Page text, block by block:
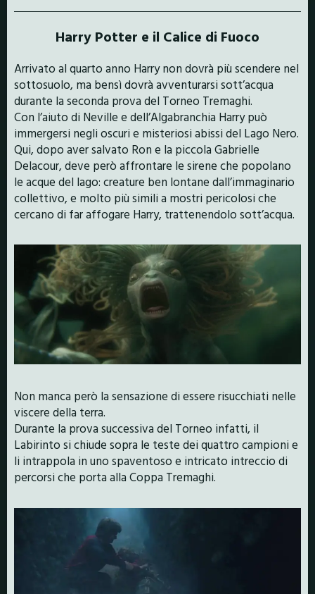
Harry Potter e il Calice di Fuoco
Arrivato al quarto anno Harry non dovrà più scendere nel
sottosuolo, ma bensì dovrà avventurarsi sott’acqua
durante la seconda prova del Torneo Tremaghi.
Con l’aiuto di Neville e dell’Algabranchia Harry può
immergersi negli oscuri e misteriosi abissi del Lago Nero.
Qui, dopo aver salvato Ron e la piccola Gabrielle
Delacour, deve però affrontare le sirene che popolano
le acque del lago: creature ben lontane dall’immaginario
collettivo, e molto più simili a mostri pericolosi che
cercano di far affogare Harry, trattenendolo sott’acqua.
Non manca però la sensazione di essere risucchiati nelle
viscere della terra.
Durante la prova successiva del Torneo infatti, il
Labirinto si chiude sopra le teste dei quattro campioni e
li intrappola in uno spaventoso e intricato intreccio di
percorsi che porta alla Coppa Tremaghi.